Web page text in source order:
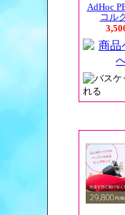
AdHoc
コル